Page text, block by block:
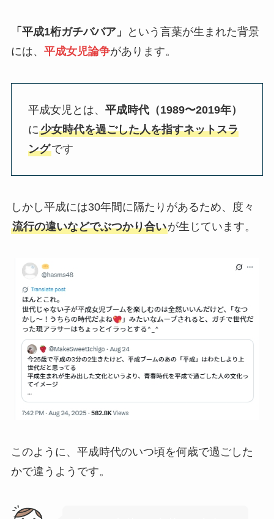
「平成1桁ガチババア」
という言葉が生まれた背景
には、 平成女児論争があります。
平成女児とは、 平成時代（1989〜2019年）
に少女時代を過ごした人を指すネットスラ
ングです
しかし平成には30年間に隔たりがあるため、度々
流行の違いなどでぶつかり合いが生じています。
このように、平成時代のいつ頃を何歳で過ごした
かで違うようです。